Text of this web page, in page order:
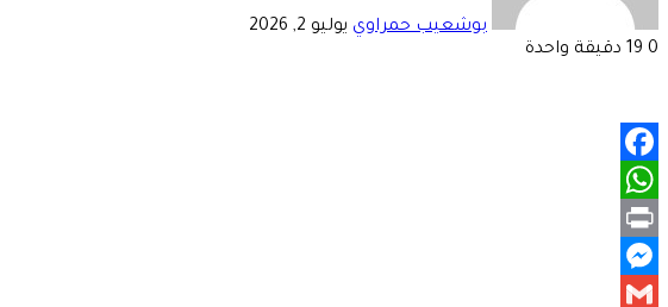
بوشعيب حمراوي يوليو 2, 2026
0
دقيقة واحدة
Facebook
WhatsApp
Print
Messenger